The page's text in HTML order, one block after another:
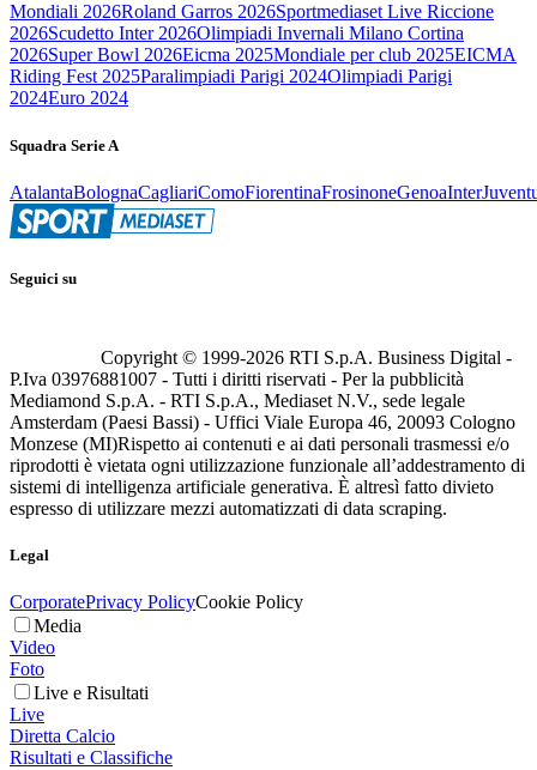
Mondiali 2026Roland Garros 2026Sportmediaset Live Riccione
2026Scudetto Inter 2026Olimpiadi Invernali Milano Cortina
2026Super Bowl 2026Eicma 2025Mondiale per club 2025EICMA
Riding Fest 2025Paralimpiadi Parigi 2024Olimpiadi Parigi
2024Euro 2024
Squadra Serie A
AtalantaBolognaCagliariComoFiorentinaFrosinoneGenoaInter
Seguici su
Copyright © 1999-2026 RTI S.p.A. Business Digital -
P.Iva 03976881007 - Tutti i diritti riservati - Per la pubblicità
Mediamond S.p.A. - RTI S.p.A., Mediaset N.V., sede legale
Amsterdam (Paesi Bassi) - Uffici Viale Europa 46, 20093 Cologno
Monzese (MI)Rispetto ai contenuti e ai dati personali trasmessi e/o
riprodotti è vietata ogni utilizzazione funzionale all’addestramento di
sistemi di intelligenza artificiale generativa. È altresì fatto divieto
espresso di utilizzare mezzi automatizzati di data scraping.
Legal
CorporatePrivacy PolicyCookie Policy
Media
Video
Foto
Live e Risultati
Live
Diretta Calcio
Risultati e Classifiche